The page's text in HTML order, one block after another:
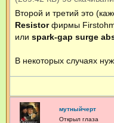
Второй и третий это
Resistorфирмы
или spark-gap surge
В некоторых случаях
мутныйчерт
Открыл глаза